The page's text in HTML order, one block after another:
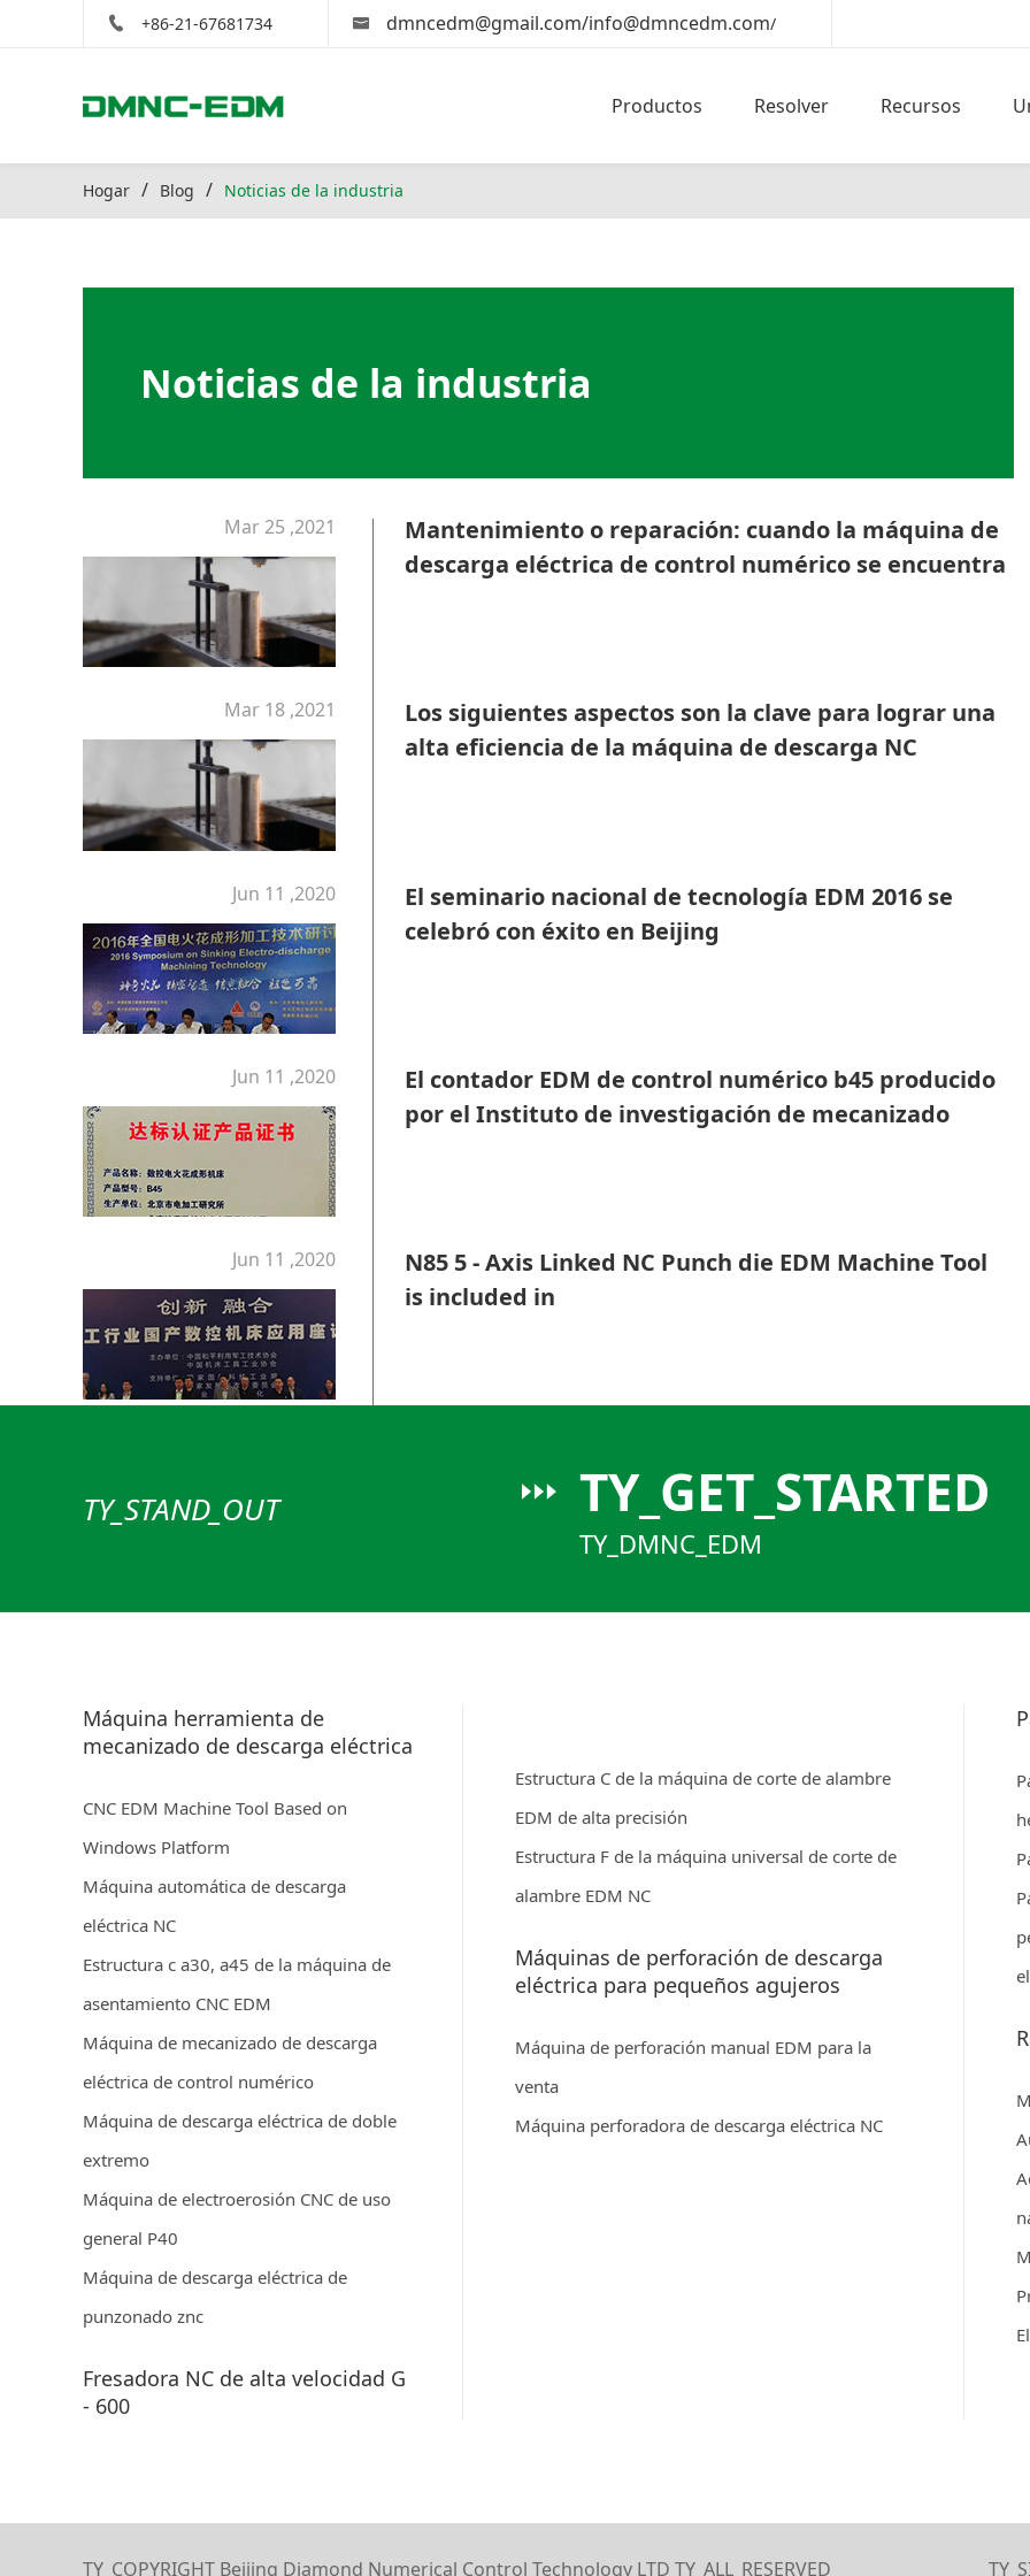
+86-21-67681734 dmncedm@gmail.com/info@dmncedm.com/
Productos Resolver Recursos
Hogar Blog Noticias de la industria
Noticias de la industria
Mar 25 ,2021
Mantenimiento o reparación: cuando la máquina de
descarga eléctrica de control numérico se encuentra
Mar 18 ,2021
Los siguientes aspectos son la clave para lograr una
alta eficiencia de la máquina de descarga NC
Jun 11 ,2020
El seminario nacional de tecnología EDM 2016 se
celebró con éxito en Beijing
Jun 11 ,2020
El contador EDM de control numérico b45 producido
por el Instituto de investigación de mecanizado
Jun 11 ,2020
N85 5 - Axis Linked NC Punch die EDM Machine Tool
is included in
TY_STAND_OUT TY_GET_STARTED
TY_DMNC_EDM
Máquina herramienta de
mecanizado de descarga eléctrica
CNC EDM Machine Tool Based on
Windows Platform
Máquina automática de descarga
eléctrica NC
Estructura c a30, a45 de la máquina de
asentamiento CNC EDM
Máquina de mecanizado de descarga
eléctrica de control numérico
Máquina de descarga eléctrica de doble
extremo
Máquina de electroerosión CNC de uso
general P40
Máquina de descarga eléctrica de
punzonado znc
Fresadora NC de alta velocidad G
- 600
Estructura C de la máquina de corte de alambre
EDM de alta precisión
Estructura F de la máquina universal de corte de
alambre EDM NC
Máquinas de perforación de descarga
eléctrica para pequeños agujeros
Máquina de perforación manual EDM para la
venta
Máquina perforadora de descarga eléctrica NC
TY_COPYRIGHT Beijing Diamond Numerical Control Technology LTD TY_ALL_RESERVED